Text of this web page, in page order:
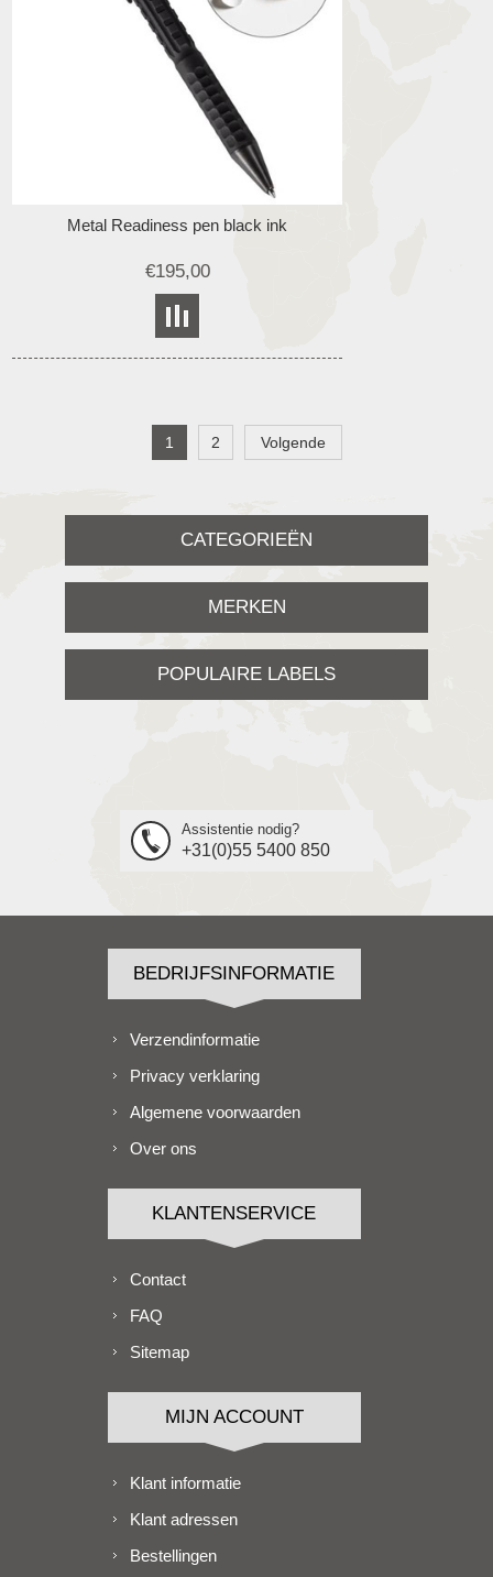
Metal Readiness pen black ink
€195,00
1 2 Volgende
CATEGORIEËN
MERKEN
POPULAIRE LABELS
Assistentie nodig?
+31(0)55 5400 850
BEDRIJFSINFORMATIE
Verzendinformatie
Privacy verklaring
Algemene voorwaarden
Over ons
KLANTENSERVICE
Contact
FAQ
Sitemap
MIJN ACCOUNT
Klant informatie
Klant adressen
Bestellingen